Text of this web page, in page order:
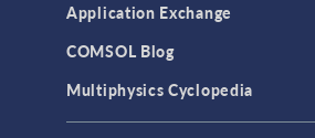
Application Exchange
COMSOL Blog
Multiphysics Cyclopedia